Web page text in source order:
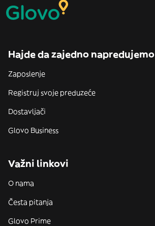
Hajde da zajedno napredujemo
Zaposlenje
Registruj svoje preduzeće
Dostavljači
Glovo Business
Važni linkovi
O nama
Česta pitanja
Glovo Prime